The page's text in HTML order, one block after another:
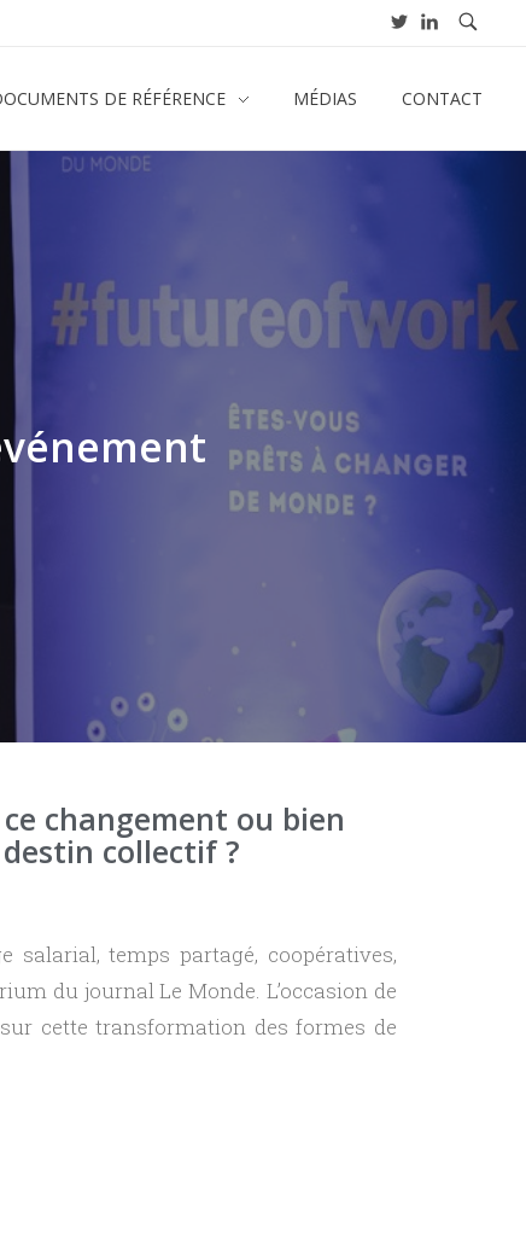
DE RÉFÉRENCE MÉDIAS CONTACT
changement ou bien
collectif ?
salarial, temps partagé, coopératives,
du journal Le Monde. L’occasion de
cette transformation des formes de